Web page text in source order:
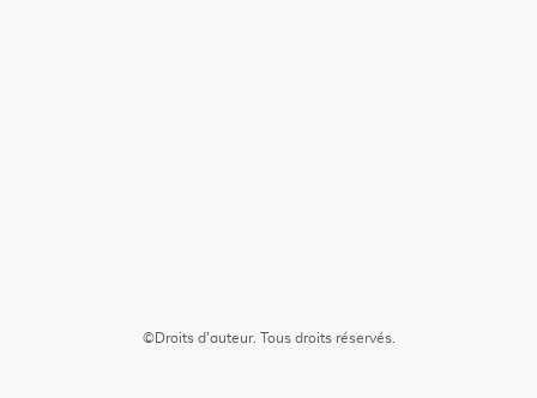
©Droits d'auteur. Tous droits réservés.